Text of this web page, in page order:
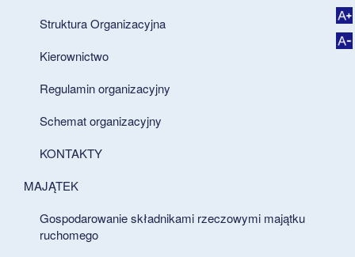
Struktura Organizacyjna
Kierownictwo
Regulamin organizacyjny
Schemat organizacyjny
KONTAKTY
MAJĄTEK
Gospodarowanie składnikami rzeczowymi majątku
ruchomego